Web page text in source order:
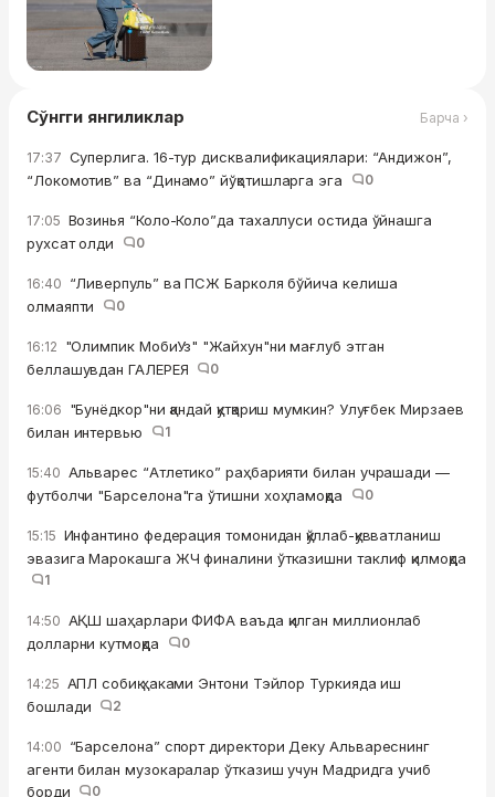
Сўнгги янгиликлар Барча ›
17:37 Суперлига. 16-тур дисквалификациялари: “Андижон”,
“Локомотив” ва “Динамо” йўқотишларга эга
0
17:05 Возинья “Коло-Коло”да тахаллуси остида ўйнашга
рухсат олди
0
16:40 “Ливерпуль” ва ПСЖ Барколя бўйича келиша
олмаяпти
0
16:12 "Олимпик МобиУз" "Жайхун"ни мағлуб этган
беллашувдан ГАЛЕРЕЯ
0
16:06 "Бунёдкор"ни қандай қутқариш мумкин? Улуғбек Мирзаев
билан интервью
1
15:40 Альварес “Атлетико” раҳбарияти билан учрашади —
футболчи "Барселона"га ўтишни хоҳламоқда
0
15:15 Инфантино федерация томонидан қўллаб-қувватланиш
эвазига Марокашга ЖЧ финалини ўтказишни таклиф қилмоқда
1
14:50 АҚШ шаҳарлари ФИФА ваъда қилган миллионлаб
долларни кутмоқда
0
14:25 АПЛ собиқ ҳаками Энтони Тэйлор Туркияда иш
бошлади
2
14:00 “Барселона” спорт директори Деку Альвареснинг
агенти билан музокаралар ўтказиш учун Мадридга учиб
борди
0